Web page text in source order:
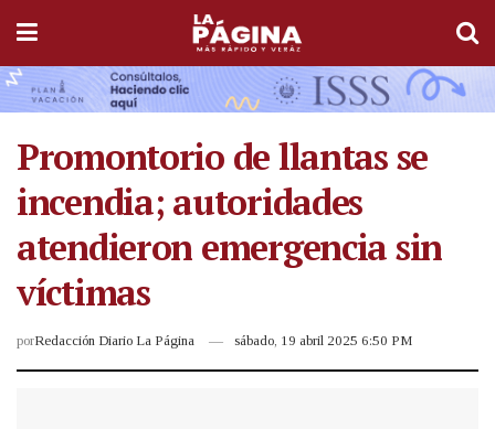
Promontorio de llantas se
incendia; autoridades
atendieron emergencia sin
víctimas
porRedacción Diario La Página sábado, 19 abril 2025 6:50 PM